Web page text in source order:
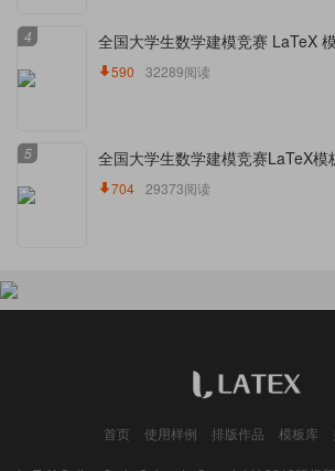
4 全国大学生数学建模竞赛 LaTeX
590 32289阅读
5 全国大学生数学建模竞赛LaTeX模
704 29373阅读
首页 使用样例 排版作品 模板库